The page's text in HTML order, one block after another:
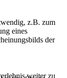
z.B. zum
eines
der
weiter zu